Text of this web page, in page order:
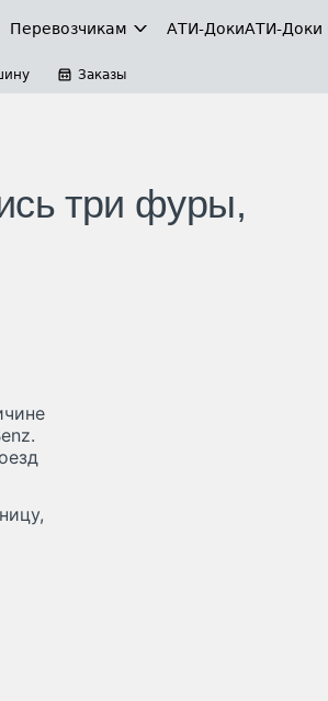
Перевозчикам АТИ-ДокиАТИ-Доки
Заказы
три фуры,